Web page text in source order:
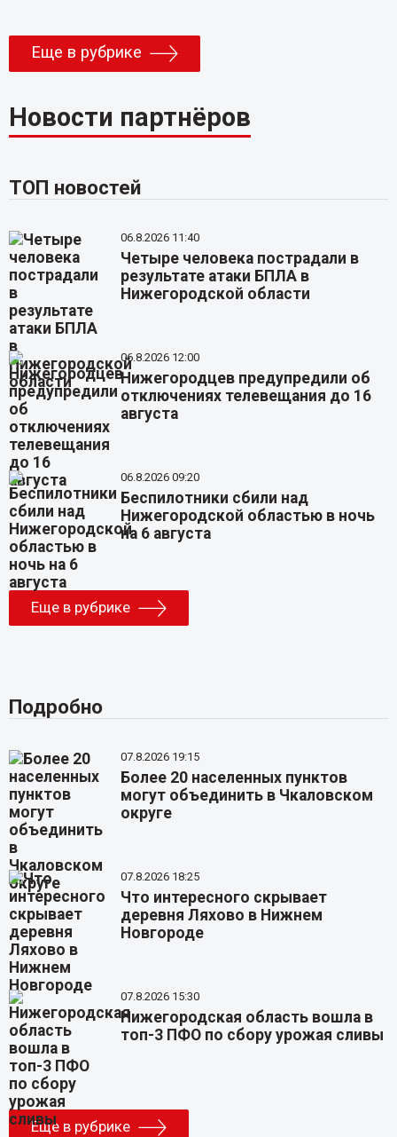
Еще в рубрике
Новости партнёров
ТОП новостей
06.8.2026 11:40
Четыре человека пострадали в
результате атаки БПЛА в
Нижегородской области
06.8.2026 12:00
Нижегородцев предупредили об
отключениях телевещания до 16
августа
06.8.2026 09:20
Беспилотники сбили над
Нижегородской областью в ночь
на 6 августа
Еще в рубрике
Подробно
07.8.2026 19:15
Более 20 населенных пунктов
могут объединить в Чкаловском
округе
07.8.2026 18:25
Что интересного скрывает
деревня Ляхово в Нижнем
Новгороде
07.8.2026 15:30
Нижегородская область вошла в
топ-3 ПФО по сбору урожая сливы
Еще в рубрике